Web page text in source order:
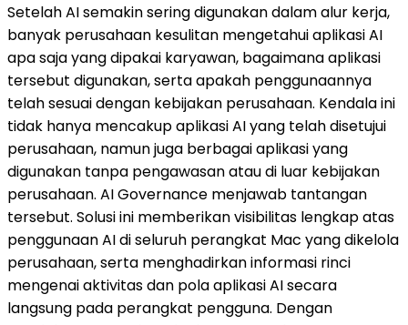
Setelah AI semakin sering digunakan dalam alur kerja,
banyak perusahaan kesulitan mengetahui aplikasi AI
apa saja yang dipakai karyawan, bagaimana aplikasi
tersebut digunakan, serta apakah penggunaannya
telah sesuai dengan kebijakan perusahaan. Kendala ini
tidak hanya mencakup aplikasi AI yang telah disetujui
perusahaan, namun juga berbagai aplikasi yang
digunakan tanpa pengawasan atau di luar kebijakan
perusahaan. AI Governance menjawab tantangan
tersebut. Solusi ini memberikan visibilitas lengkap atas
penggunaan AI di seluruh perangkat Mac yang dikelola
perusahaan, serta menghadirkan informasi rinci
mengenai aktivitas dan pola aplikasi AI secara
langsung pada perangkat pengguna. Dengan